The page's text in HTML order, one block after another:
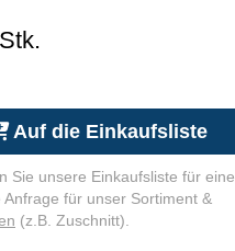
Auf die Einkaufsliste
Sie unsere Einkaufsliste für eine
Anfrage für unser Sortiment &
(z.B. Zuschnitt).